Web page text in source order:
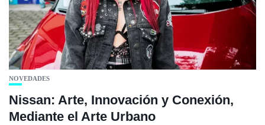
NOVEDADES
Nissan: Arte, Innovación y Conexión,
Mediante el Arte Urbano